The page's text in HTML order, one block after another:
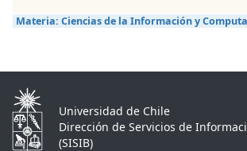
Materia: Ciencias de la Información y
Universidad de Chile
Dirección de Servicios de
(SISIB)